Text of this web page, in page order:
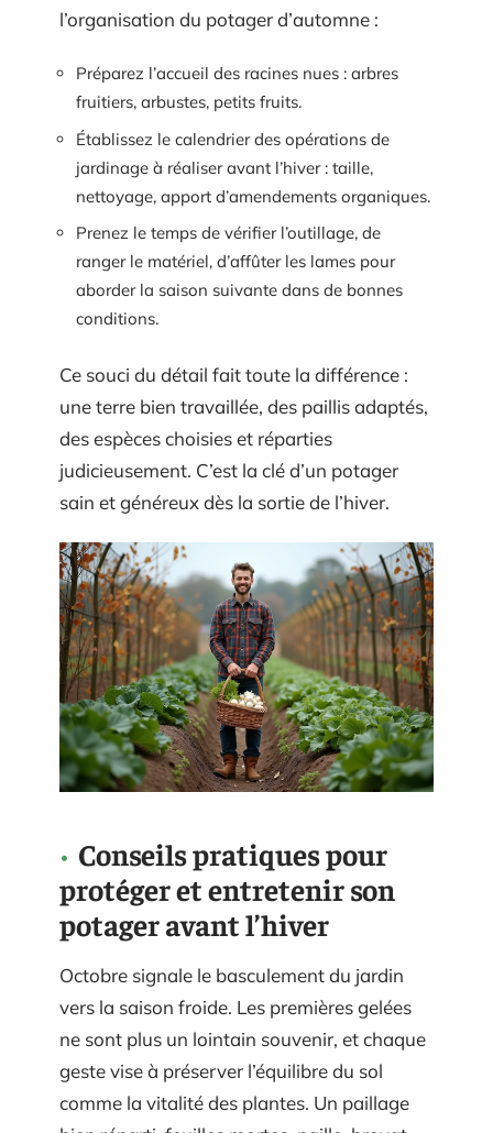
l’organisation du potager d’automne :
Préparez l’accueil des racines nues : arbres
fruitiers, arbustes, petits fruits.
Établissez le calendrier des opérations de
jardinage à réaliser avant l’hiver : taille,
nettoyage, apport d’amendements organiques.
Prenez le temps de vérifier l’outillage, de
ranger le matériel, d’affûter les lames pour
aborder la saison suivante dans de bonnes
conditions.
Ce souci du détail fait toute la différence :
une terre bien travaillée, des paillis adaptés,
des espèces choisies et réparties
judicieusement. C’est la clé d’un potager
sain et généreux dès la sortie de l’hiver.
Conseils pratiques pour
protéger et entretenir son
potager avant l’hiver
Octobre signale le basculement du jardin
vers la saison froide. Les premières gelées
ne sont plus un lointain souvenir, et chaque
geste vise à préserver l’équilibre du sol
comme la vitalité des plantes. Un paillage